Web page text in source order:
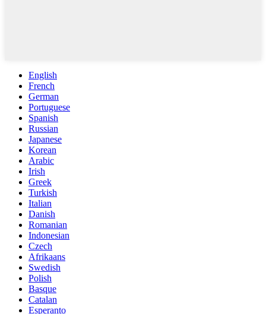
English
French
German
Portuguese
Spanish
Russian
Japanese
Korean
Arabic
Irish
Greek
Turkish
Italian
Danish
Romanian
Indonesian
Czech
Afrikaans
Swedish
Polish
Basque
Catalan
Esperanto